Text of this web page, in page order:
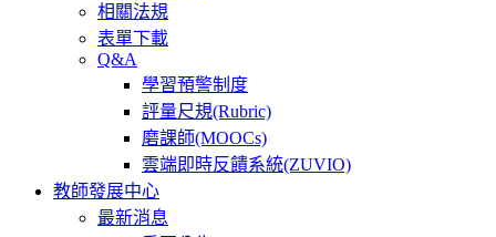
相關法規
表單下載
Q&A
學習預警制度
評量尺規(Rubric)
磨課師(MOOCs)
雲端即時反饋系統(ZUVIO)
教師發展中心
最新消息